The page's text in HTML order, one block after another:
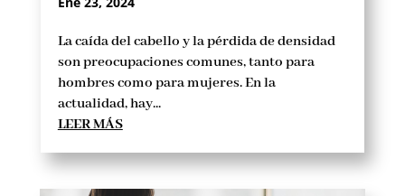
La caída del cabello y la pérdida de densidad
son preocupaciones comunes, tanto para
hombres como para mujeres. En la
actualidad, hay...
LEER MÁS